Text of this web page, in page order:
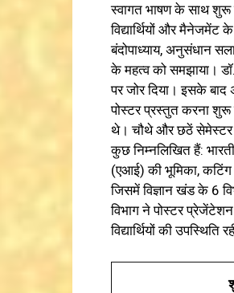
स्वागत भाषण के साथ शुरू
विद्यार्थियों और मैनेजमेंट
बंदोपाध्याय, अनुसंधान
के महत्व को समझाया।
पर जोर दिया। इसके
पोस्टर प्रस्तुत करना शुरू
थे। चौथे और छठें सेमेस्टर
कुछ निम्नलिखित हैं:
(एआई) की भूमिका, कटिंग
जिसमें विज्ञान खंड के 6
विभाग ने पोस्टर
विद्यार्थियों की